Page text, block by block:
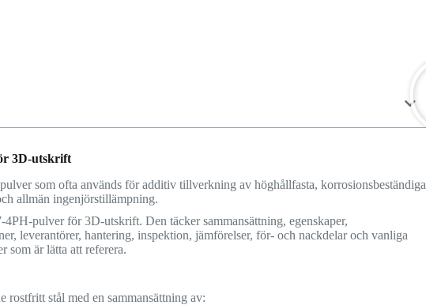
3D-utskrift
som ofta används för additiv tillverkning av höghållfasta, korrosionsbeständiga
allmän ingenjörstillämpning.
pulver för 3D-utskrift. Den täcker sammansättning, egenskaper,
leverantörer, hantering, inspektion, jämförelser, för- och nackdelar och vanliga
som är lätta att referera.
stål med en sammansättning av: